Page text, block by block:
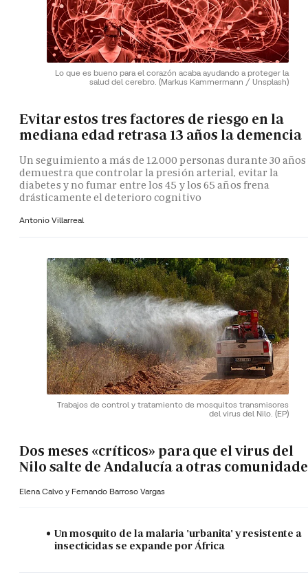
Lo que es bueno para el corazón acaba ayudando a proteger la
salud del cerebro. (Markus Kammermann / Unsplash)
Evitar estos tres factores de riesgo en la
mediana edad retrasa 13 años la demencia
Un seguimiento a más de 12.000 personas durante 30 años
demuestra que controlar la presión arterial, evitar la
diabetes y no fumar entre los 45 y los 65 años frena
drásticamente el deterioro cognitivo
Antonio Villarreal
Trabajos de control y tratamiento de mosquitos transmisores
del virus del Nilo. (EP)
Dos meses «críticos» para que el virus del
Nilo salte de Andalucía a otras
Elena Calvo y Fernando Barroso Vargas
Un mosquito de la malaria 'urbanita' y resistente a
insecticidas se expande por África